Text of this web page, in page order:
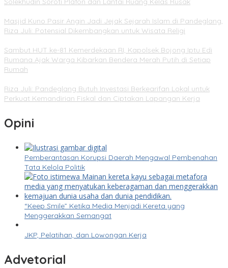
Masjid Kuno Pasir Angin Jadi Jejak Sejarah Islam di Pandeglang,
Riza Juli: Potensial Dikembangkan untuk Wisata Religi
Sambut HUT ke-81 Kemerdekaan RI, Kapolsek Bojong Iptu Edi
Rumana Ajak Warga Kibarkan Bendera Merah Putih di Setiap
Rumah
Riza Juli: Pandeglang Butuh Investasi Berkearifan Lokal untuk
Perkuat Kemandirian Fiskal dan Ciptakan Lapangan Kerja
Opini
Pemberantasan Korupsi Daerah Mengawal Pembenahan
Tata Kelola Politik
“Keep Smile” Ketika Media Menjadi Kereta yang
Menggerakkan Semangat
JKP, Pelatihan, dan Lowongan Kerja
Advetorial